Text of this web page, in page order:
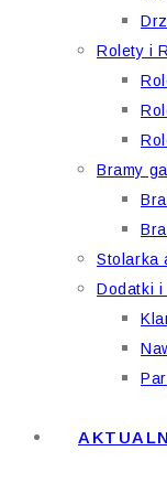
Rolety i
Bramy
Stolarka
Dodatki